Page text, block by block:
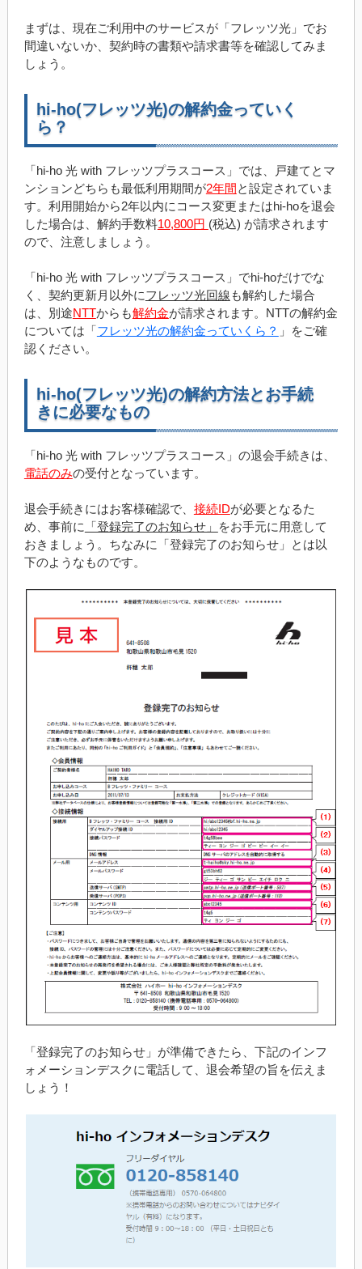
まずは、現在ご利用中のサービスが「フレッツ光」でお
間違いないか、契約時の書類や請求書等を確認してみま
しょう。
hi-ho(フレッツ光)の解約金っていく
ら？
「hi-ho 光 with フレッツプラスコース」では、戸建てとマ
ンションどちらも最低利用期間が2年間と設定されていま
す。利用開始から2年以内にコース変更またはhi-hoを退会
した場合は、解約手数料10,800円 (税込) が請求されます
ので、注意しましょう。
「hi-ho 光 with フレッツプラスコース」でhi-hoだけでな
く、契約更新月以外にフレッツ光回線 も解約した場合
は、別途NTTからも解約金が請求されます。NTTの解約金
については「フレッツ光の解約金っていくら？ 」をご確
認ください。
hi-ho(フレッツ光)の解約方法とお手続
きに必要なもの
「hi-ho 光 with フレッツプラスコース」の退会手続きは、
電話のみの受付となっています。
退会手続きにはお客様確認で、 接続IDが必要となるた
め、事前に
「登録完了のお知らせ」
をお手元に用意して
おきましょう。ちなみに「登録完了のお知らせ」とは以
下のようなものです。
「登録完了のお知らせ」が準備できたら、下記のインフ
ォメーションデスクに電話して、退会希望の旨を伝えま
しょう！